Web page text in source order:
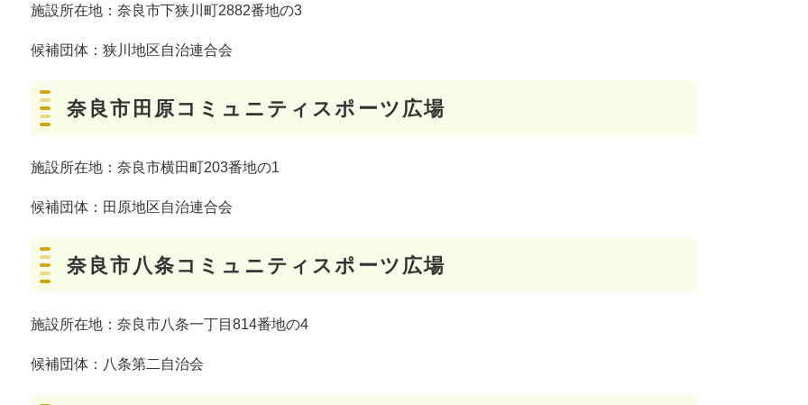
施設所在地：奈良市下狭川町2882番地の3
候補団体：狭川地区自治連合会
奈良市田原コミュニティスポーツ広場
施設所在地：奈良市横田町203番地の1
候補団体：田原地区自治連合会
奈良市八条コミュニティスポーツ広場
施設所在地：奈良市八条一丁目814番地の4
候補団体：八条第二自治会